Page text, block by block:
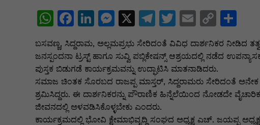
W
at
s
A
p
p
F
a
c
e
b
o
o
Li
k
e
dI
n
M
e
s
s
e
n
g
X
T
el
e
gr
a
m
T
w
itt
er
E
m
ai
l
C
o
p
y
Li
n
k
S
h
ar
ಬಸವಣ್ಣ, ಸಿದ್ದರಾಮ, ಅಲ್ಲಮಪ್ರಭು ಸೇರಿದಂತೆ ವಿವಿಧ ದಾರ್ಶನಿಕರ ನೀಡಿದ
ಜನಸ್ಪಂದನಾ ಟ್ರಸ್ಟ್ ಹಾಗೂ ಸುವ್ವಿ ಪಬ್ಲಿಕೇಷನ್ಸ್ ಆಶ್ರಯದಲ್ಲಿ ನಡೆದ
ಪುಸ್ತಕ ಬಿಡುಗಡೆ ಕಾರ್ಯಕ್ರಮವನ್ನು ಉದ್ಘಾಟಿಸಿ ಮಾತನಾಡಿದರು.
ಸಮಾಜ ಚಿಂತಕ ಸೊರಬದ ರಾಜಪ್ಪ ಮಾಸ್ತರ್, ಸಿದ್ದರಾಮರು ಸೇರಿದಂತೆ
ಶ್ರಮಿಸಿದ್ದರು. ಈ ದಾರ್ಶನಿಕರನ್ನು ಪೌರಾಣಿಕ ಹಿನ್ನೆಲೆಯಿಂದ ನೋಡದೇ
ಜೀವನದಲ್ಲಿ ಅಳವಡಿಸಿಕೊಳ್ಳಬೇಕು ಎಂದರು.
ಕಾರ್ಯಕ್ರಮದಲ್ಲಿ ಭೋವಿ ಕ್ಷೇಮಾಭಿವೃದ್ಧಿ ಸಂಘದ ಅಧ್ಯಕ್ಷ ಎಚ್. ಜಯಪ್ಪ